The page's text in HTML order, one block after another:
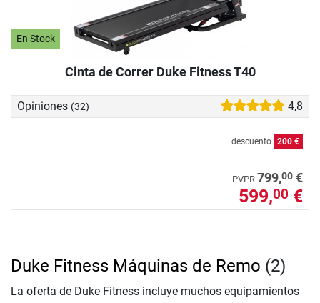
En Stock
Cinta de Correr Duke Fitness T40
Opiniones (32) 4,8
descuento 200 €
PVPR 799,00 €
599,00 €
Duke Fitness Máquinas de Remo (2)
La oferta de Duke Fitness incluye muchos equipamientos